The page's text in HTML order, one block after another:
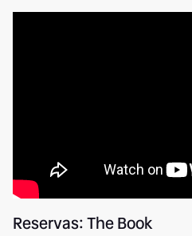
Reservas: The Book